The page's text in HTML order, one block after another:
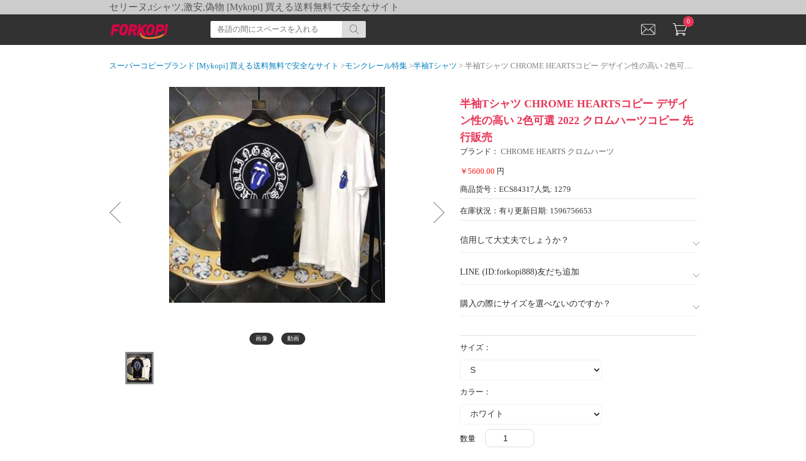
セリーヌ,tシャツ,激安,偽物 [Mykopi] 買える送料無料で安全なサイト
0
スーパーコピーブランド [Mykopi] 買える送料無料で安全なサイト >モンクレール特集 >半袖Tシャツ > 半袖Tシャツ CHROME HEARTSコピー デザイン性の高い 2色可選 2022 クロムハーツコピー 先行販売
画像 動画
半袖Tシャツ CHROME HEARTSコピー デザイ
ン性の高い 2色可選 2022 クロムハーツコピー 先
行販売
ブランド： CHROME HEARTS クロムハーツ
￥5600.00 円
商品货号：ECS84317 人気: 1279
在庫状況：有り 更新日期: 1596756653
信用して大丈夫でしょうか？
LINE (ID:forkopi888)友だち追加
購入の際にサイズを選べないのですか？
サイズ：
カラー：
数量